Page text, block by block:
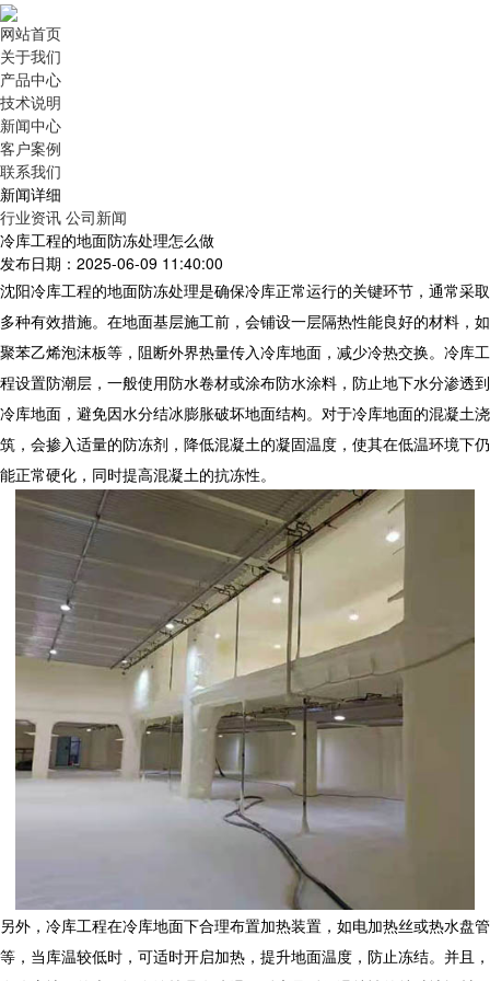
网站首页
关于我们
产品中心
技术说明
新闻中心
客户案例
联系我们
新闻详细
行业资讯 公司新闻
冷库工程的地面防冻处理怎么做
发布日期：2025-06-09 11:40:00
沈阳冷库工程的地面防冻处理是确保冷库正常运行的关键环节，通常采取
多种有效措施。在地面基层施工前，会铺设一层隔热性能良好的材料，如
聚苯乙烯泡沫板等，阻断外界热量传入冷库地面，减少冷热交换。 冷库工
程设置防潮层，一般使用防水卷材或涂布防水涂料，防止地下水分渗透到
冷库地面，避免因水分结冰膨胀破坏地面结构。对于冷库地面的混凝土浇
筑，会掺入适量的防冻剂，降低混凝土的凝固温度，使其在低温环境下仍
能正常硬化，同时提高混凝土的抗冻性。
另外， 冷库工程在冷库地面下合理布置加热装置，如电加热丝或热水盘管
等，当库温较低时，可适时开启加热，提升地面温度，防止冻结。并且，